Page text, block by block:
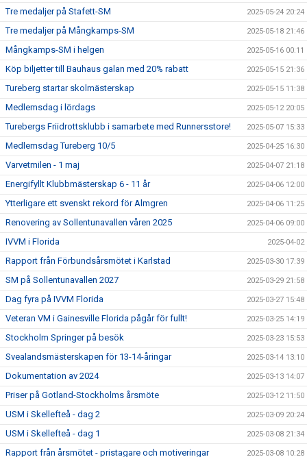
Tre medaljer på Stafett-SM 2025-05-24 20:24
Tre medaljer på Mångkamps-SM 2025-05-18 21:46
Mångkamps-SM i helgen 2025-05-16 00:11
Köp biljetter till Bauhaus galan med 20% rabatt 2025-05-15 21:36
Tureberg startar skolmästerskap 2025-05-15 11:38
Medlemsdag i lördags 2025-05-12 20:05
Turebergs Friidrottsklubb i samarbete med Runnersstore! 2025-05-07 15:33
Medlemsdag Tureberg 10/5 2025-04-25 16:30
Varvetmilen - 1 maj 2025-04-07 21:18
Energifyllt Klubbmästerskap 6 - 11 år 2025-04-06 12:00
Ytterligare ett svenskt rekord för Almgren 2025-04-06 11:25
Renovering av Sollentunavallen våren 2025 2025-04-06 09:00
IVVM i Florida 2025-04-02
Rapport från Förbundsårsmötet i Karlstad 2025-03-30 17:39
SM på Sollentunavallen 2027 2025-03-29 21:58
Dag fyra på IVVM Florida 2025-03-27 15:48
Veteran VM i Gainesville Florida pågår för fullt! 2025-03-25 14:19
Stockholm Springer på besök 2025-03-23 15:53
Svealandsmästerskapen för 13-14-åringar 2025-03-14 13:10
Dokumentation av 2024 2025-03-13 14:07
Priser på Gotland-Stockholms årsmöte 2025-03-12 11:50
USM i Skellefteå - dag 2 2025-03-09 20:24
USM i Skellefteå - dag 1 2025-03-08 21:34
Rapport från årsmötet - pristagare och motiveringar 2025-03-08 10:28